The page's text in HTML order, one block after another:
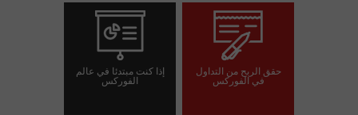
حقق الربح من التداول
في الفوركس
إذا كنت مبتدئا في عالم
الفوركس